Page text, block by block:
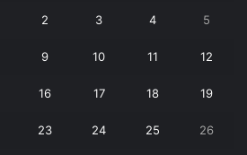
2 3 4 5
9 10 11 12
16 17 18 19
23 24 25 26